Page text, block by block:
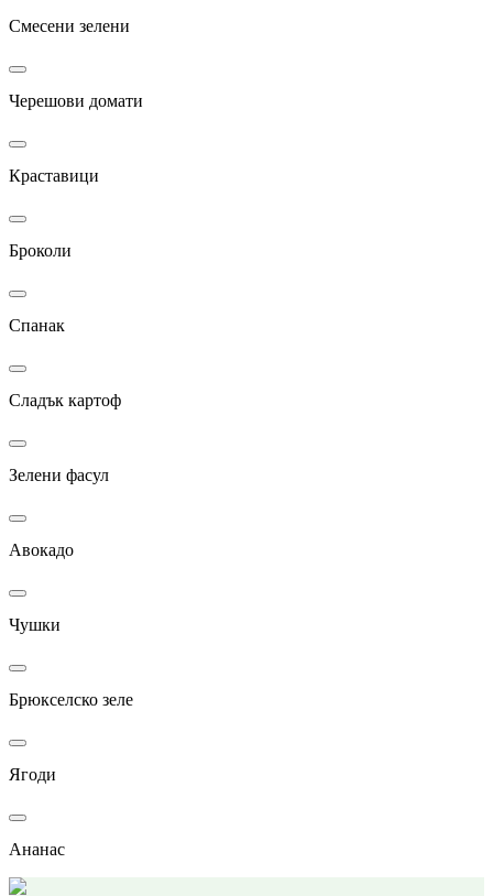
Смесени зелени
Черешови домати
Краставици
Броколи
Спанак
Сладък картоф
Зелени фасул
Авокадо
Чушки
Брюкселско зеле
Ягоди
Ананас